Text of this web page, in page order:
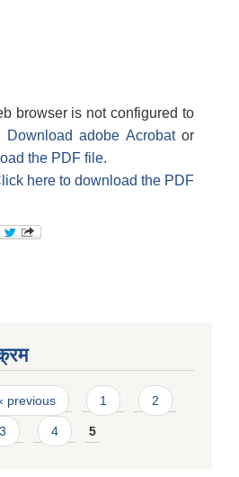
browser is not configured to
Download adobe Acrobat or
the PDF file.
here to download the PDF
‹ previous 1 2
3 4 5